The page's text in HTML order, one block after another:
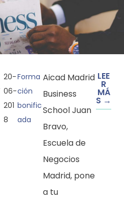
20-
06-
201
8
Forma
ción
bonific
ada
Aicad Madrid
Business
School Juan
Bravo,
Escuela de
Negocios
Madrid, pone
a tu
LEE
R
MÁ
S →